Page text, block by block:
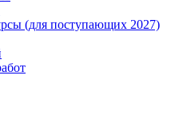
(для поступающих 2027)